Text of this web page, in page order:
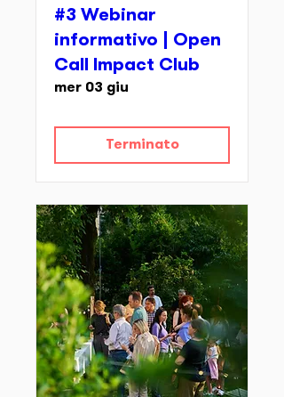
#3 Webinar
informativo | Open
Call Impact Club
mer 03 giu
Terminato